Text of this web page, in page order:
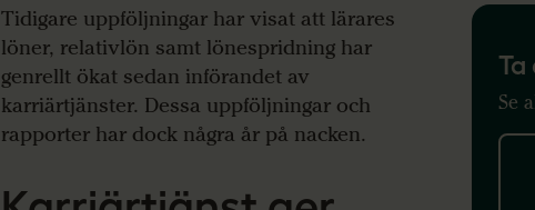
Ta
Se
Tidigare uppföljningar har visat att lärares
löner, relativlön samt lönespridning har
genrellt ökat sedan införandet av
karriärtjänster. Dessa uppföljningar och
rapporter har dock några år på nacken.